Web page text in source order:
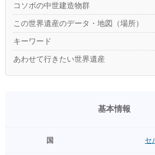
コソボの中世建造物群
この世界遺産のデータ・地図（場所）
キーワード
あわせて行きたい世界遺産
基本情報
国 セ